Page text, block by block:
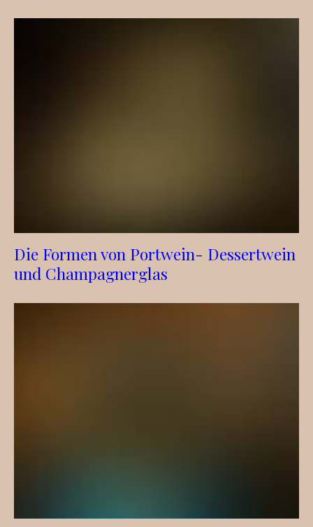
Die Formen von Portwein- Dessertwein
und Champagnerglas